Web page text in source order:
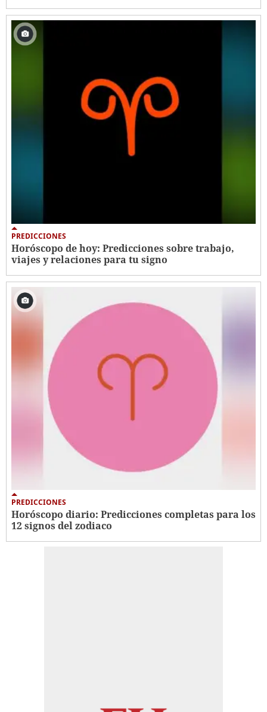
PREDICCIONES
Horóscopo de hoy: Predicciones sobre trabajo,
viajes y relaciones para tu signo
PREDICCIONES
Horóscopo diario: Predicciones completas para los
12 signos del zodiaco